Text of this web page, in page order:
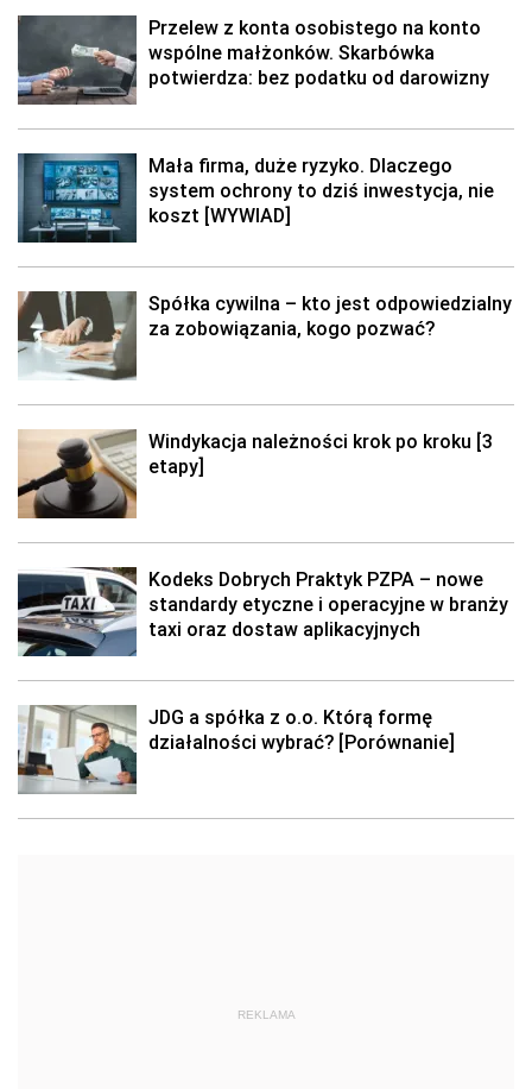
Przelew z konta osobistego na konto
wspólne małżonków. Skarbówka
potwierdza: bez podatku od darowizny
Mała firma, duże ryzyko. Dlaczego
system ochrony to dziś inwestycja, nie
koszt [WYWIAD]
Spółka cywilna – kto jest odpowiedzialny
za zobowiązania, kogo pozwać?
Windykacja należności krok po kroku [3
etapy]
Kodeks Dobrych Praktyk PZPA – nowe
standardy etyczne i operacyjne w branży
taxi oraz dostaw aplikacyjnych
JDG a spółka z o.o. Którą formę
działalności wybrać? [Porównanie]
REKLAMA